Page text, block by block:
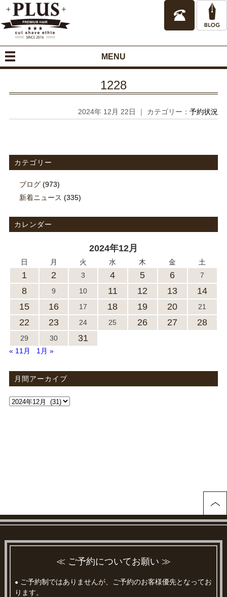
MENU
1228
2024年 12月 22日 ｜ カテゴリー：予約状況
カテゴリー
ブログ(973)
新着ニュース (335)
カレンダー
2024年12月
日 月 火 水 木 金 土
1 2 3 4 5 6 7
8 9 10 11 12 13
14
15
16 17 18 19 20 21
22 23 24 25 26 27 28
29 30 31
« 11月 1月 »
月間アーカイブ
≪ ご予約についてお願い ≫
● ご予約制ではありませんが、ご予約のお客様優先となってお
ります。